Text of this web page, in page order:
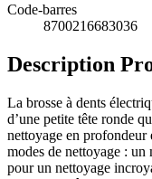
Code-barres
8700216683036
Description
La brosse à dents
d’une petite tête ronde
nettoyage en profondeur
modes de nettoyage :
pour un nettoyage